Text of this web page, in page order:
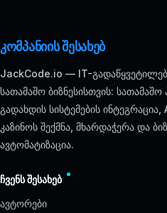
კომპანიის შესახებ
JackCode.io — IT-
სათამაშო ბიზნესისთვის:
გადახდის სისტემების
კაზინოს შექმნა, მხარდაჭერა და
ავტომატიზაცია.
ჩვენს შესახებ
ავტორები